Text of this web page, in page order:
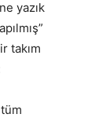
yazık
takım